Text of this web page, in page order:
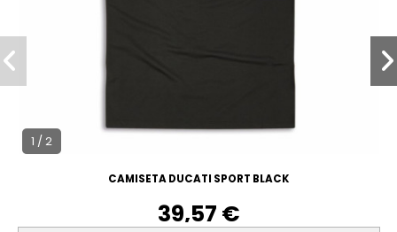
1 / 2
CAMISETA DUCATI SPORT BLACK
39,57 €